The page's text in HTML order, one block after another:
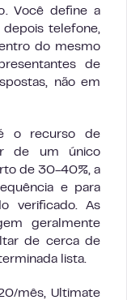
Você define a
telefone,
do mesmo
de
não em
o recurso de
de um único
de 30-40%, a
e para
verificado. As
geralmente
de cerca de
lista.
mês, Ultimate